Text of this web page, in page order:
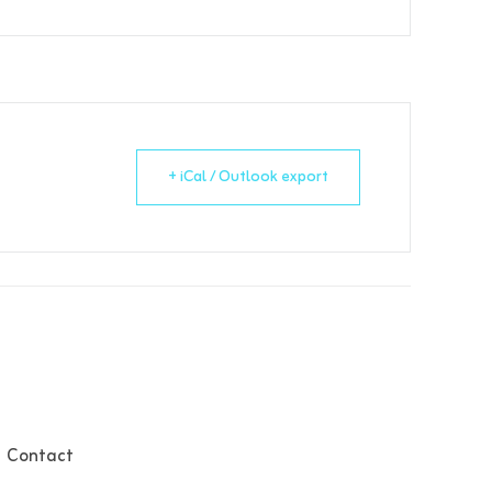
+ iCal / Outlook export
Contact